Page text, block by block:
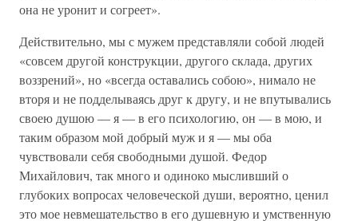
она не уронит и согреет».
Действительно, мы с мужем представляли собой людей
«совсем другой конструкции, другого склада, других
воззрений», но «всегда оставались собою», нимало не
вторя и не подделываясь друг к другу, и не впутывались
своею душою — я — в его психологию, он — в мою, и
таким образом мой добрый муж и я — мы оба
чувствовали себя свободными душой. Федор
Михайлович, так много и одиноко мысливший о
глубоких вопросах человеческой души, вероятно, ценил
это мое невмешательство в его душевную и умственную